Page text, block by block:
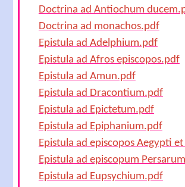
Doctrina ad Antiochum
Doctrina ad monachos.pdf
Epistula ad Adelphium.pdf
Epistula ad Afros episcopos.pdf
Epistula ad Amun.pdf
Epistula ad Dracontium.pdf
Epistula ad Epictetum.pdf
Epistula ad Epiphanium.pdf
Epistula ad episcopos Aegypti
Epistula ad episcopum
Epistula ad Eupsychium.pdf